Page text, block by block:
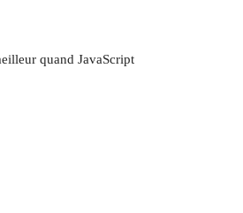
quand JavaScript